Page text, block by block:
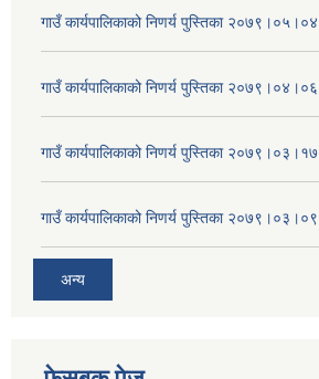
गाउँ कार्यपालिकाको निणर्य पुस्तिका २०७९।०५।०४
गाउँ कार्यपालिकाको निणर्य पुस्तिका २०७९।०४।०६
गाउँ कार्यपालिकाको निणर्य पुस्तिका २०७९।०३।१७
गाउँ कार्यपालिकाको निणर्य पुस्तिका २०७९।०३।०९
अन्य